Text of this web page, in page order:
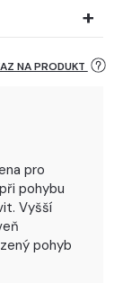
NA PRODUKT
pro
pohybu
Vyšší
pohyb